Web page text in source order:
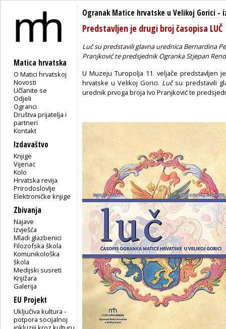
Matica hrvatska
O Matici hrvatskoj
Novosti
Učlanite se
Odjeli
Ogranci
Društva prijatelja i
partneri
Kontakt
Izdavaštvo
Knjige
Vijenac
Kolo
Hrvatska revija
Prirodoslovlje
Elektroničke knjige
Zbivanja
Najave
Izvješća
Mladi glazbenici
Filozofska škola
Komunikološka
škola
Medijski susreti
Knjižara
Galerija
EU Projekt
Uključiva kultura -
potpora socijalnoj
Ogranak Matice hrvatske u Velikoj Gorici -
Predstavljen je drugi broj časopisa LUČ
Lučsu predstavili glavna urednica Bernardina
Pranjković te predsjednik Ogranka Stjepan
U Muzeju Turopolja 11. veljače predstavljen
hrvatske u Velikoj Gorici. Lučsu predstavili
urednik prvoga broja Ivo Pranjković te